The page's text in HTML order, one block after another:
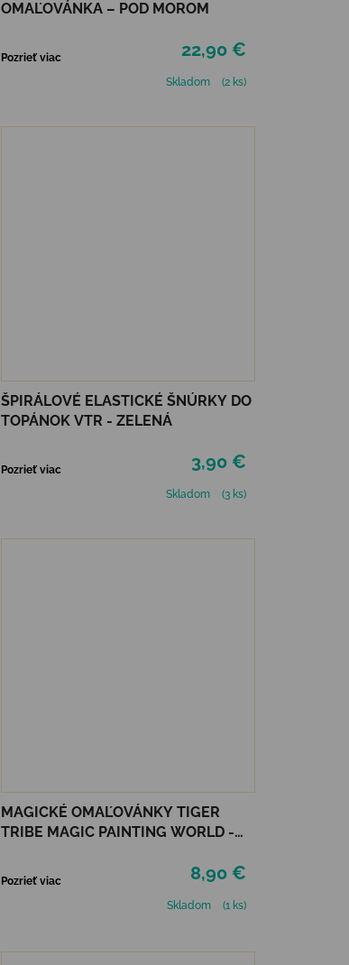
OMAĽOVÁNKA – POD MOROM
22,90 €
Pozrieť viac
Skladom
(2 ks)
ŠPIRÁLOVÉ ELASTICKÉ ŠNÚRKY DO
TOPÁNOK VTR - ZELENÁ
3,90 €
Pozrieť viac
Skladom
(3 ks)
MAGICKÉ OMAĽOVÁNKY TIGER
TRIBE MAGIC PAINTING WORLD -
8,90 €
Pozrieť viac
Skladom
(1 ks)